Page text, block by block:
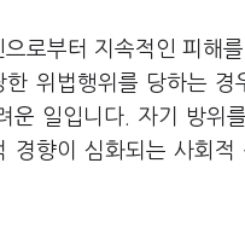
으로부터 지속적인 피해
한 위법행위를 당하는
운 일입니다. 자기 방위
경향이 심화되는 사회